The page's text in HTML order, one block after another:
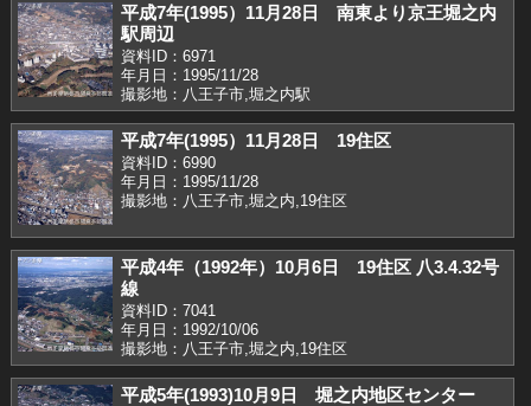
平成7年(1995）11月28日 南東より京王堀之内
駅周辺
資料ID：6971
年月日：1995/11/28
撮影地：八王子市,堀之内駅
平成7年(1995）11月28日 19住区
資料ID：6990
年月日：1995/11/28
撮影地：八王子市,堀之内,19住区
平成4年（1992年）10月6日 19住区 八3.4.32号
線
資料ID：7041
年月日：1992/10/06
撮影地：八王子市,堀之内,19住区
平成5年(1993)10月9日 堀之内地区センター